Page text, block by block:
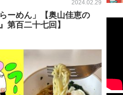
2024.02.29
ーめん」【奥山佳恵の
第百二十七回】